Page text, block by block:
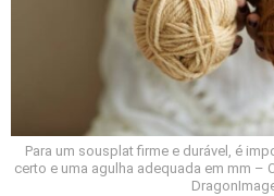
Para um sousplat firme e durável, é
certo e uma agulha adequada em mm